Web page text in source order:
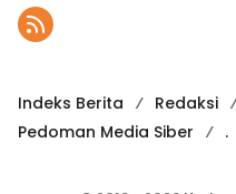
Indeks Berita Redaksi
Pedoman Media Siber
.